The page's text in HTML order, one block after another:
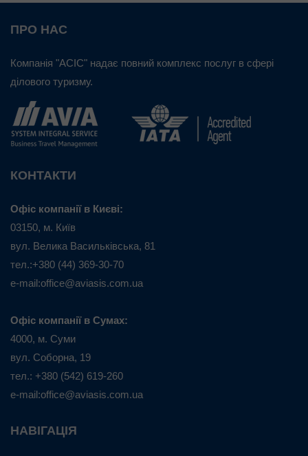
ПРО НАС
Компанія "АСІС" надає повний комплекс послуг в сфері
ділового туризму.
КОНТАКТИ
Офіс компанії в Києві:
03150, м. Київ
вул. Велика Васильківська, 81
тел.:+380 (44) 369-30-70
e-mail:office@aviasis.com.ua
Офіс компанії в Сумах:
4000, м. Суми
вул. Соборна, 19
тел.: +380 (542) 619-260
e-mail:office@aviasis.com.ua
НАВІГАЦІЯ